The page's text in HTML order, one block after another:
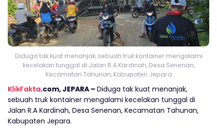
Diduga tak kuat menanjak, sebuah truk kontainer mengalami
kecelakan tunggal di Jalan R.A Kardinah, Desa Senenan,
Kecamatan Tahunan, Kabupaten Jepara
KlikFakta.com, JEPARA – Diduga tak kuat menanjak,
sebuah truk kontainer mengalami kecelakan tunggal di
Jalan R.A Kardinah, Desa Senenan, Kecamatan Tahunan,
Kabupaten Jepara.